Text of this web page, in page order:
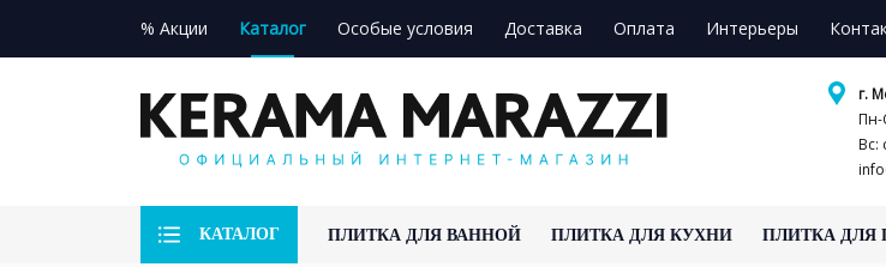
% Акции Каталог Особые условия Доставка Оплата Интерьеры
г.
Пн-
Вс:
КАТАЛОГ ПЛИТКА ДЛЯ ВАННОЙ ПЛИТКА ДЛЯ КУХНИ ПЛИТКА ДЛЯ